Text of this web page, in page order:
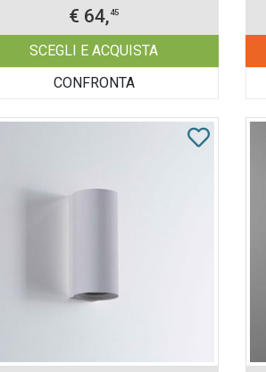
€ 64,45
SCEGLI E ACQUISTA
CONFRONTA